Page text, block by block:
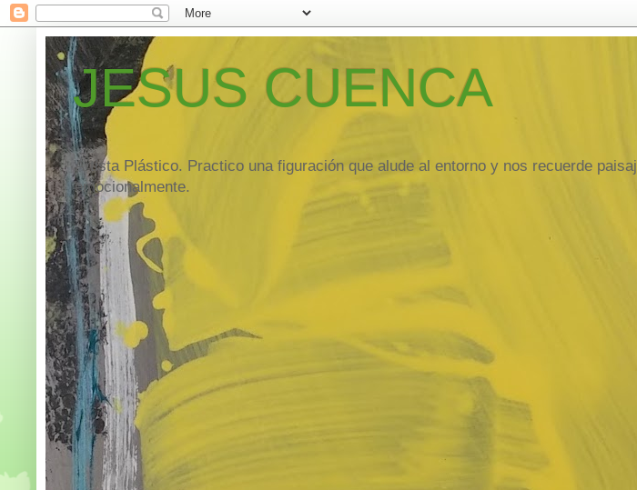
JESUS CUENCA
Artista Plástico. Practico una figuración que alude al entorno y nos recuerde
emocionalmente.